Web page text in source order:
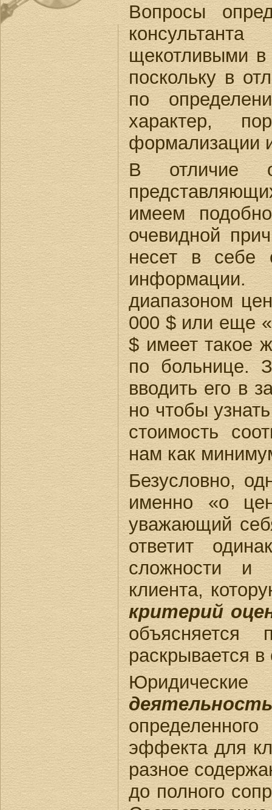
Вопросы
щекотливыми в
поскольку в
по
характер,
формализации
В отличие
имеем
очевидной
несет в себе
информации.
диапазоном
000 $ или еще
$ имеет такое
по больнице.
вводить его в
но чтобы
стоимость
нам как
Безусловно,
именно «о
уважающий
ответит
сложности и
клиента,
критерий
объясняется
раскрывается
деятельность
эффекта для
разное
до полного